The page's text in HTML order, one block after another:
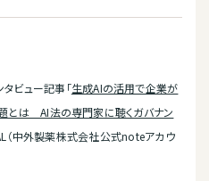
タビュー記事「生成AIの活用で企業が
題とは AI法の専門家に聴くガバナン
（中外製薬株式会社公式noteアカウ